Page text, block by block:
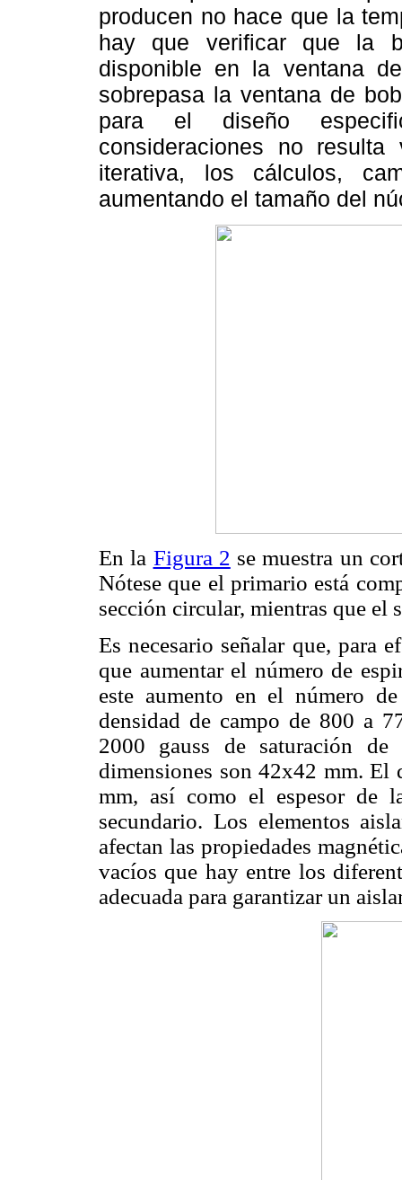
producen no hace que la
hay que verificar que la
disponible en la ventana
sobrepasa la ventana de
para el diseño
consideraciones no
iterativa, los cálculos,
aumentando el tamaño del
En la Figura 2 se muestra un
Nótese que el primario está
sección circular, mientras que el
Es necesario señalar que, para
que aumentar el número de
este aumento en el número
densidad de campo de 800 a
2000 gauss de saturación
dimensiones son 42x42 mm. El
mm, así como el espesor de
secundario. Los elementos
afectan las propiedades
vacíos que hay entre los
adecuada para garantizar un